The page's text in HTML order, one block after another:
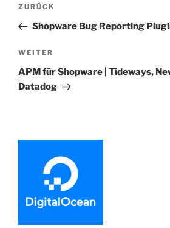
Vorheriger
Beitrag
ZURÜCK
Shopware Bug Reporting
Nächster
Beitrag
WEITER
APM für Shopware | Tideways,
Datadog